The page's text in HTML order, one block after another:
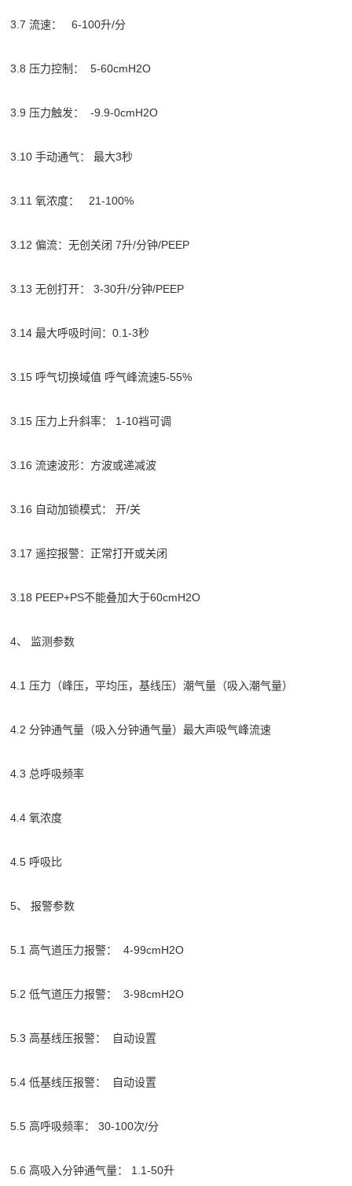
3.7 流速： 6-100升/分
3.8 压力控制： 5-60cmH2O
3.9 压力触发： -9.9-0cmH2O
3.10 手动通气： 最大3秒
3.11 氧浓度： 21-100%
3.12 偏流：无创关闭 7升/分钟/PEEP
3.13 无创打开： 3-30升/分钟/PEEP
3.14 最大呼吸时间：0.1-3秒
3.15 呼气切换域值 呼气峰流速5-55%
3.15 压力上升斜率： 1-10裆可调
3.16 流速波形：方波或递减波
3.16 自动加锁模式： 开/关
3.17 遥控报警：正常打开或关闭
3.18 PEEP+PS不能叠加大于60cmH2O
4、 监测参数
4.1 压力（峰压，平均压，基线压）潮气量（吸入潮气量）
4.2 分钟通气量（吸入分钟通气量）最大声吸气峰流速
4.3 总呼吸频率
4.4 氧浓度
4.5 呼吸比
5、 报警参数
5.1 高气道压力报警： 4-99cmH2O
5.2 低气道压力报警： 3-98cmH2O
5.3 高基线压报警： 自动设置
5.4 低基线压报警： 自动设置
5.5 高呼吸频率： 30-100次/分
5.6 高吸入分钟通气量： 1.1-50升